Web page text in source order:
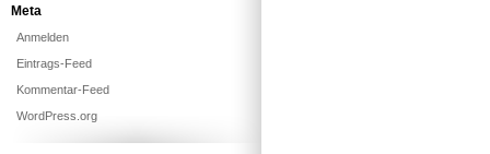
Meta
Anmelden
Eintrags-Feed
Kommentar-Feed
WordPress.org